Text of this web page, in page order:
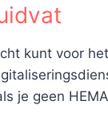
kunt voor
je geen